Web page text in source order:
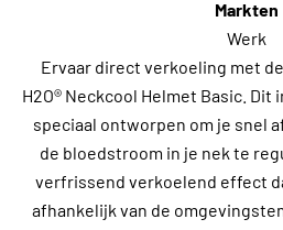
Markten
Werk
Ervaar direct verkoeling met
H2O® Neckcool Helmet Basic.
speciaal ontworpen om je snel
de bloedstroom in je nek te
verfrissend verkoelend effect
afhankelijk van de